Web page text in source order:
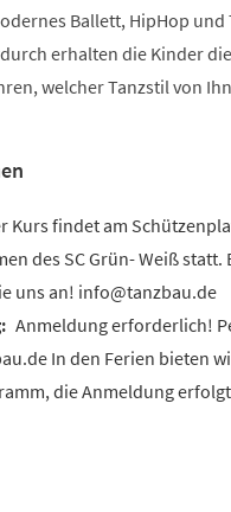
Ballett, HipHop
erhalten die Kinder
welcher Tanzstil von
Kurs findet am
des SC Grün- Weiß statt.
uns an! info@tanzbau.de
Anmeldung erforderlich!
In den Ferien bieten
die Anmeldung